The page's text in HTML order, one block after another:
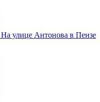
На улице Антонова в Пензе